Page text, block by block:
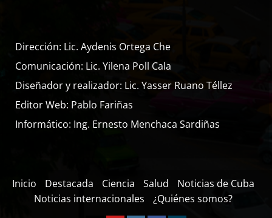
Dirección: Lic. Aydenis Ortega Che
Comunicación: Lic. Yilena Poll Cala
Diseñador y realizador: Lic. Yasser Ruano Téllez
Editor Web: Pablo Fariñas
Informático: Ing. Ernesto Menchaca Sardiñas
Inicio Destacada Ciencia Salud
Noticias de Cuba
Noticias internacionales
¿Quiénes somos?